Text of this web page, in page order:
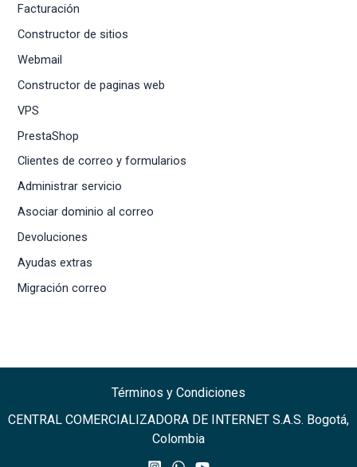
Facturación
Constructor de sitios
Webmail
Constructor de paginas web
VPS
PrestaShop
Clientes de correo y formularios
Administrar servicio
Asociar dominio al correo
Devoluciones
Ayudas extras
Migración correo
Términos y Condiciones
CENTRAL COMERCIALIZADORA DE INTERNET S.A.S. Bogotá,
Colombia